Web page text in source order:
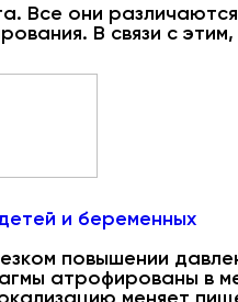
Все они
В связи с
и беременных
повышении
атрофированы в